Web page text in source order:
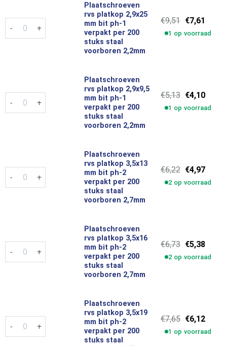
Plaatschroeven rvs platkop 2,9x25 mm bit ph-1 verpakt per
Plaatschroeven
rvs platkop 2,9x25
mm bit ph-1
verpakt per 200
stuks staal
voorboren 2,2mm
€9,51
prijs
€7,61
prijs
1 op voorraad
Plaatschroeven rvs platkop 2,9x9,5 mm bit ph-1 verpakt per
Plaatschroeven
rvs platkop 2,9x9,5
mm bit ph-1
verpakt per 200
stuks staal
voorboren 2,2mm
€5,13
prijs
€4,10
prijs
1 op voorraad
Plaatschroeven rvs platkop 3,5x13 mm bit ph-2 verpakt per
Plaatschroeven
rvs platkop 3,5x13
mm bit ph-2
verpakt per 200
stuks staal
voorboren 2,7mm
€6,22
prijs
€4,97
prijs
2 op voorraad
Plaatschroeven rvs platkop 3,5x16 mm bit ph-2 verpakt per
Plaatschroeven
rvs platkop 3,5x16
mm bit ph-2
verpakt per 200
stuks staal
voorboren 2,7mm
€6,73
prijs
€5,38
prijs
2 op voorraad
Plaatschroeven rvs platkop 3,5x19 mm bit ph-2 verpakt per
Plaatschroeven
rvs platkop 3,5x19
mm bit ph-2
verpakt per 200
stuks staal
€7,65
prijs
€6,12
prijs
1 op voorraad